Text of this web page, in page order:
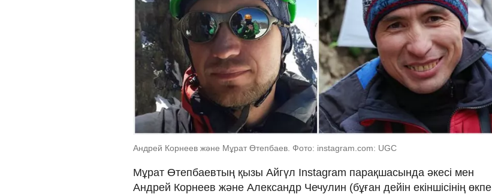
Андрей Корнеев және Мұрат Өтепбаев. Фото: instagram.com: UGC
Мұрат Өтепбаевтың қызы Айгүл Instagram парақшасында әкесі мен
Андрей Корнеев және Александр Чечулин (бұған дейін екіншісінің өкпе